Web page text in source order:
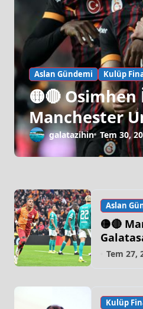
Aslan Gündemi Kulüp
🟡🔴 Osimhen
Manchester
Israrı!
galatazihin Tem 30,
Aslan
🟡🔴
Tem 27,
Kulüp